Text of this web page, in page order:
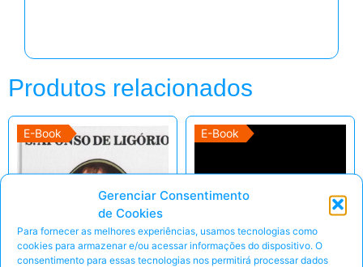
Gerenciar Consentimento
de Cookies
Para fornecer as melhores experiências, usamos tecnologias como
cookies para armazenar e/ou acessar informações do dispositivo. O
consentimento para essas tecnologias nos permitirá processar dados
Produtos relacionados
E-Book E-Book